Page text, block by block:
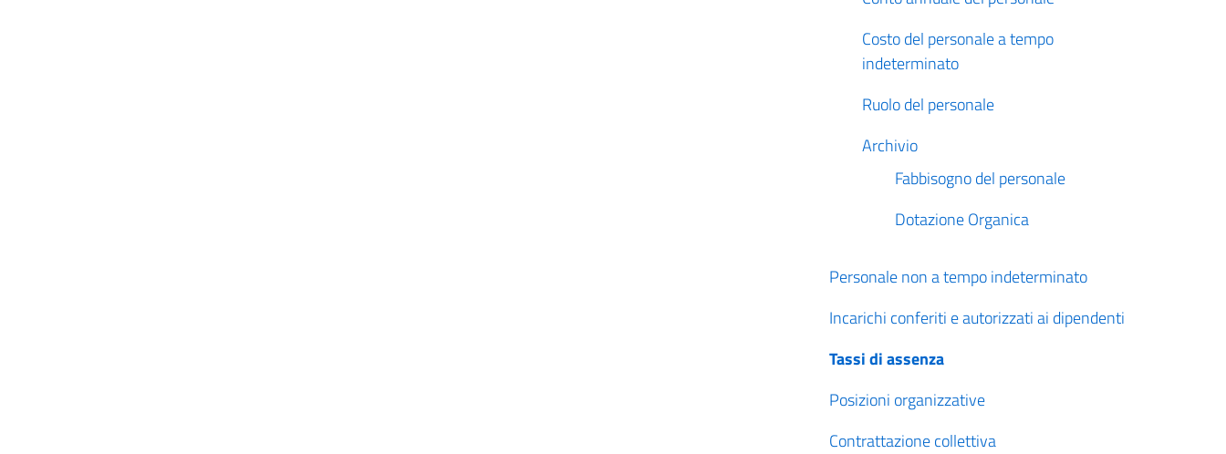
Costo del personale a tempo
indeterminato
Ruolo del personale
Archivio
Fabbisogno del personale
Dotazione Organica
Personale non a tempo indeterminato
Incarichi conferiti e autorizzati ai dipendenti
Tassi di assenza
Posizioni organizzative
Contrattazione collettiva